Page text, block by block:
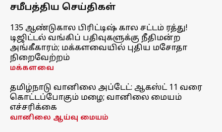
சமீபத்திய செய்திகள்
135 ஆண்டுகால பிரிட்டிஷ் கால சட்டம் ரத்து!
டிஜிட்டல் வங்கிப் பதிவுகளுக்கு நீதிமன்ற
அங்கீகாரம்; மக்களவையில் புதிய மசோதா
நிறைவேற்றம்
மக்களவை
தமிழ்நாடு வானிலை அப்டேட்: ஆகஸ்ட் 11 வரை
கொட்டப்போகும் மழை; வானிலை மையம்
எச்சரிக்கை
வானிலை ஆய்வு மையம்